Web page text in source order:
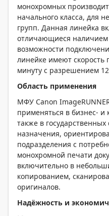
монохромных
начального класса, для
групп. Данная линейка
отличающиеся наличием
возможности
линейке имеют скорость
минуту с разрешением
Область применения
МФУ Canon
применяться в бизнес- и
также в государственных
назначения,
подразделения с
монохромной печати
включительно в
копированием,
оригиналов.
Надёжность и